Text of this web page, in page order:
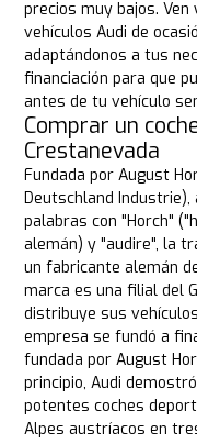
precios muy bajos.
vehículos Audi de
adaptándonos a tus
financiación para que
antes de tu vehículo
Comprar un
Crestanevada
Fundada por August
Deutschland Industrie),
palabras con "Horch"
alemán) y "audire", la
un fabricante alemán
marca es una filial del
distribuye sus
empresa se fundó a
fundada por August
principio, Audi
potentes coches
Alpes austríacos en